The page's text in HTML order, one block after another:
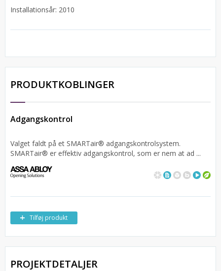
Installationsår: 2010
PRODUKTKOBLINGER
Adgangskontrol
Valget faldt på et SMARTair® adgangskontrolsystem.
SMARTair® er effektiv adgangskontrol, som er nem at ad ...
Tilføj produkt
PROJEKTDETALJER